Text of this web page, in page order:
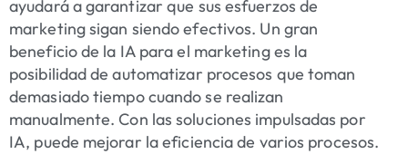
ayudará a garantizar que sus esfuerzos de
marketing sigan siendo efectivos. Un gran
beneficio de la IA para el marketing es la
posibilidad de automatizar procesos que toman
demasiado tiempo cuando se realizan
manualmente. Con las soluciones impulsadas por
IA, puede mejorar la eficiencia de varios procesos.